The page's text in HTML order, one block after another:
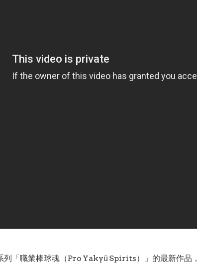
「職業棒球魂（Pro Yakyū Spirits）」的最新作品，